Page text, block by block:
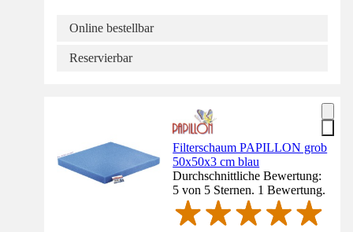
Online bestellbar
Reservierbar
Filterschaum PAPILLON grob
50x50x3 cm blau
Durchschnittliche Bewertung:
5 von 5 Sternen. 1 Bewertung.